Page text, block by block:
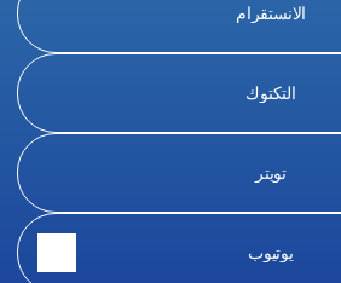
الانستقرام
التكتوك
تويتر
يوتيوب